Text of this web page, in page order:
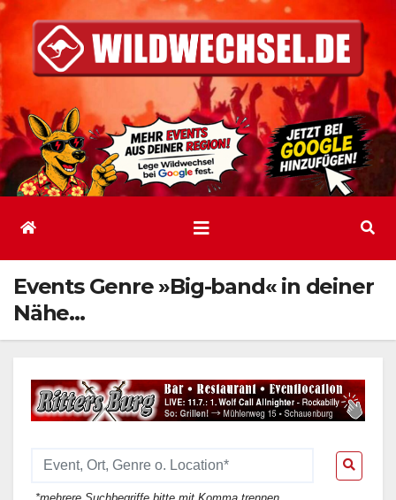
Inhalt
springen
Events Genre »Big-band« in deiner
Nähe…